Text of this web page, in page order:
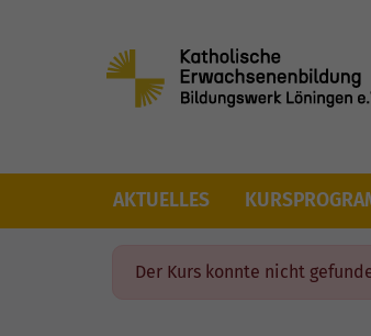
Skip to main content
AKTUELLES
Der Kurs konnte nicht